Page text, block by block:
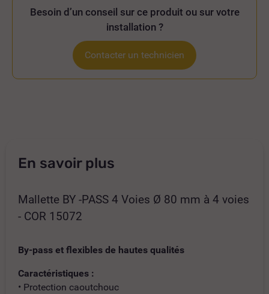
Besoin d’un conseil sur ce produit ou sur votre
installation ?
Contacter un technicien
En savoir plus
Mallette BY -PASS 4 Voies Ø 80 mm à 4 voies
- COR 15072
By-pass et flexibles de hautes qualités
Caractéristiques :
• Protection caoutchouc